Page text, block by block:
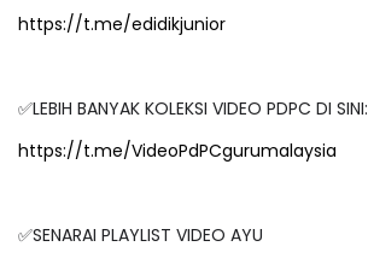
https://t.me/edidikjunior
✅LEBIH BANYAK KOLEKSI VIDEO PDPC DI SINI:
https://t.me/VideoPdPCgurumalaysia
✅SENARAI PLAYLIST VIDEO AYU